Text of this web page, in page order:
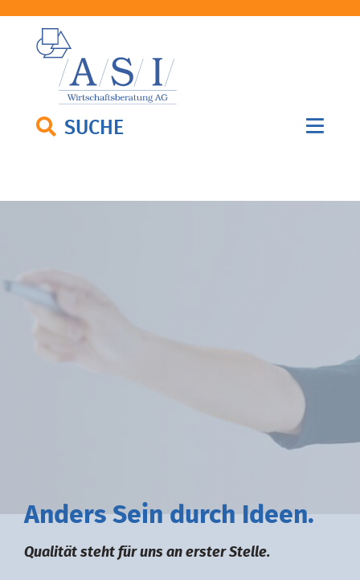
SUCHE
Anders Sein durch deen.
Qualität steht für uns an erster Stelle.